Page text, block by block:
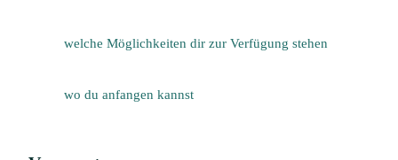
welche Möglichkeiten dir zur Verfügung stehen
wo du anfangen kannst